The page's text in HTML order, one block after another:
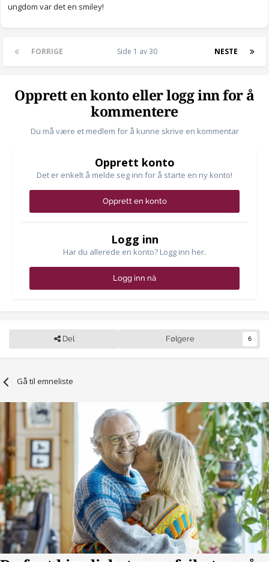
ungdom var det en smiley!
FORRIGE NESTE
Side 1 av 30
Opprett en konto eller logg inn for å
kommentere
Du må være et medlem for å kunne skrive en kommentar
Opprett konto
Det er enkelt å melde seg inn for å starte en ny konto!
Opprett en konto
Logg inn
Har du allerede en konto? Logg inn her.
Logg inn nå
Del Følgere 6
Gå til emneliste